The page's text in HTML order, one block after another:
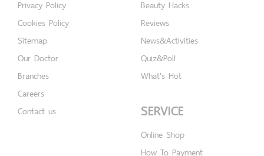
Privacy Policy
Cookies Policy
Sitemap
Our Doctor
Branches
Careers
Contact us
Beauty Hacks
Reviews
News&Activities
Quiz&Poll
What's Hot
SERVICE
Online Shop
How To Payment